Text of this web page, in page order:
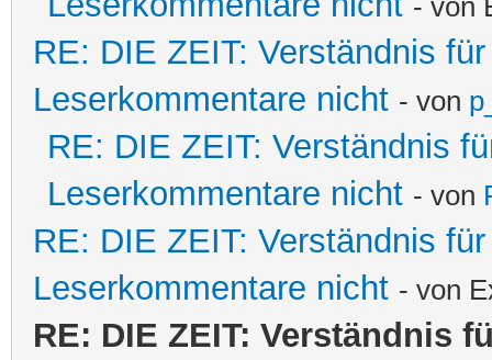
RE: DIE ZEIT: Verständnis
Leserkommentare nicht - von
RE: DIE ZEIT: Verständnis
Leserkommentare nicht - von
RE: DIE ZEIT: Verständnis
Leserkommentare nicht - von
RE: DIE ZEIT: Verständnis